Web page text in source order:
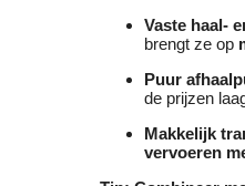
Vaste haal-
brengt ze op
Puur
de prijzen
Makkelijk
vervoeren